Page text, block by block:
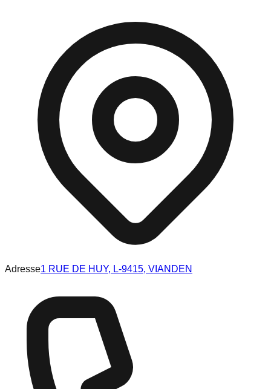
Adresse1 RUE DE HUY, L-9415, VIANDEN